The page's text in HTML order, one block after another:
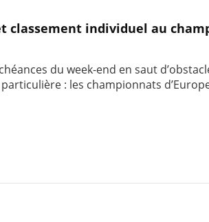
classement individuel au
du week-end en saut
: les championnats